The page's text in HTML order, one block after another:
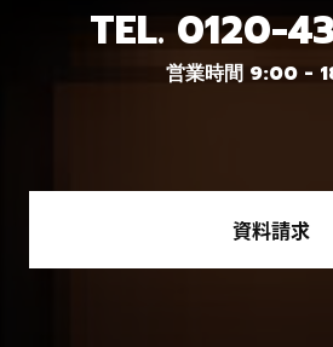
TEL. 0120-
営業時間 9:00 -
資料請求